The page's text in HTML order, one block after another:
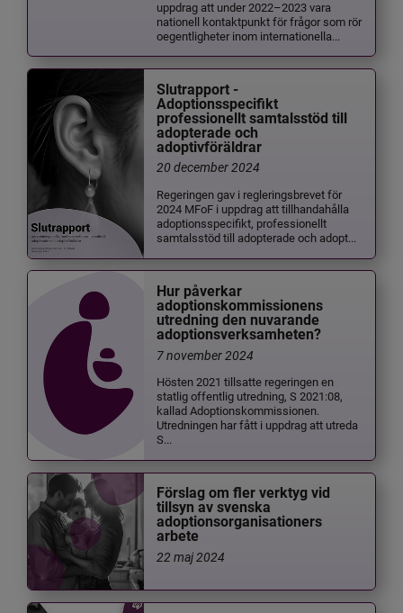
uppdrag att under 2022–2023 vara
nationell kontaktpunkt för frågor som rör
oegentligheter inom internationella...
Slutrapport -
Adoptionsspecifikt
professionellt samtalsstöd till
adopterade och
adoptivföräldrar
20 december 2024
Regeringen gav i regleringsbrevet för
2024 MFoF i uppdrag att tillhandahålla
adoptionsspecifikt, professionellt
samtalsstöd till adopterade och adopt...
Hur påverkar
adoptionskommissionens
utredning den nuvarande
adoptionsverksamheten?
7 november 2024
Hösten 2021 tillsatte regeringen en
statlig offentlig utredning, S 2021:08,
kallad Adoptionskommissionen.
Utredningen har fått i uppdrag att utreda
S...
Förslag om fler verktyg vid
tillsyn av svenska
adoptionsorganisationers
arbete
22 maj 2024